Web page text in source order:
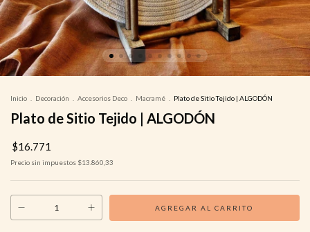
Inicio Decoración Accesorios Deco Macramé Plato de Sitio Tejido | ALGODÓN
Plato de Sitio Tejido | ALGODÓN
$16.771
Precio sin impuestos $13.860,33